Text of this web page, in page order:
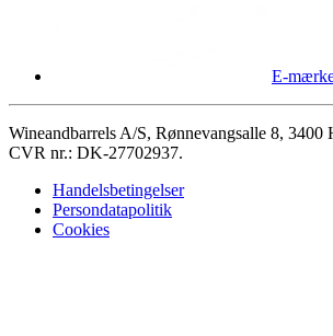
E-
Wineandbarrels A/S, Rønnevangsalle 8, 3400
CVR nr.: DK-27702937.
Handelsbetingelser
Persondatapolitik
Cookies